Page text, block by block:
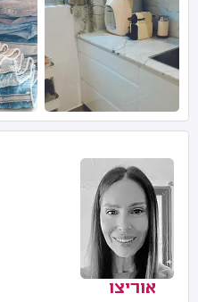
אוריצו